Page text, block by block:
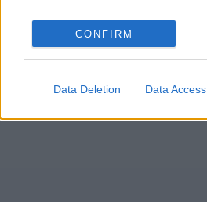
CONFIRM
Data Deletion Data Access